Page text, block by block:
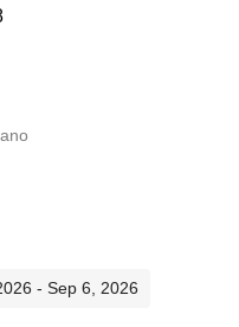
- Sep 6, 2026